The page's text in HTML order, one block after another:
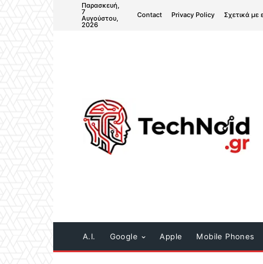
Παρασκευή,
7
Αυγούστου,
2026
Contact Privacy Policy Σχετικά με
A.I. Google Apple Mobile Phones